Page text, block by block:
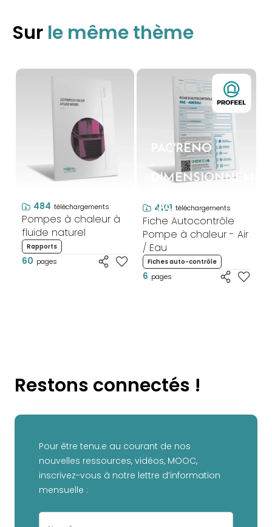
Sur le même thème
484 téléchargements
Pompes à chaleur à
fluide naturel
Rapports
60 pages
PAC'RENO
-
PAC
4101 téléchargements
Fiche Autocontrôle
Pompe à chaleur - Air
/ Eau
Fiches auto-contrôle
6 pages
Restons connectés !
Pour être tenu.e au courant de nos
nouvelles ressources, vidéos, MOOC,
inscrivez-vous à notre lettre d’information
mensuelle :